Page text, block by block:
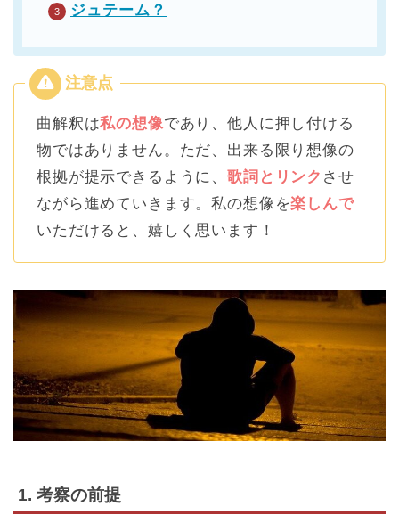
ジュテーム？
曲解釈は私の想像であり、他人に押し付ける
物ではありません。ただ、出来る限り想像の
根拠が提示できるように、歌詞とリンク させ
ながら進めていきます。私の想像を楽しんで
いただけると、嬉しく思います！
1. 考察の前提